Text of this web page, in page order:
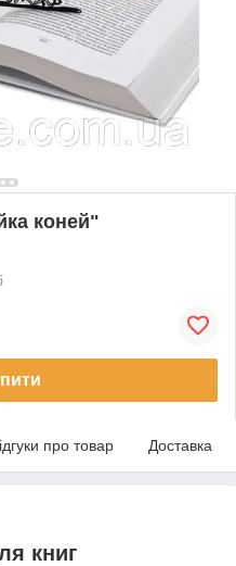
коней"
про товар Доставка
книг